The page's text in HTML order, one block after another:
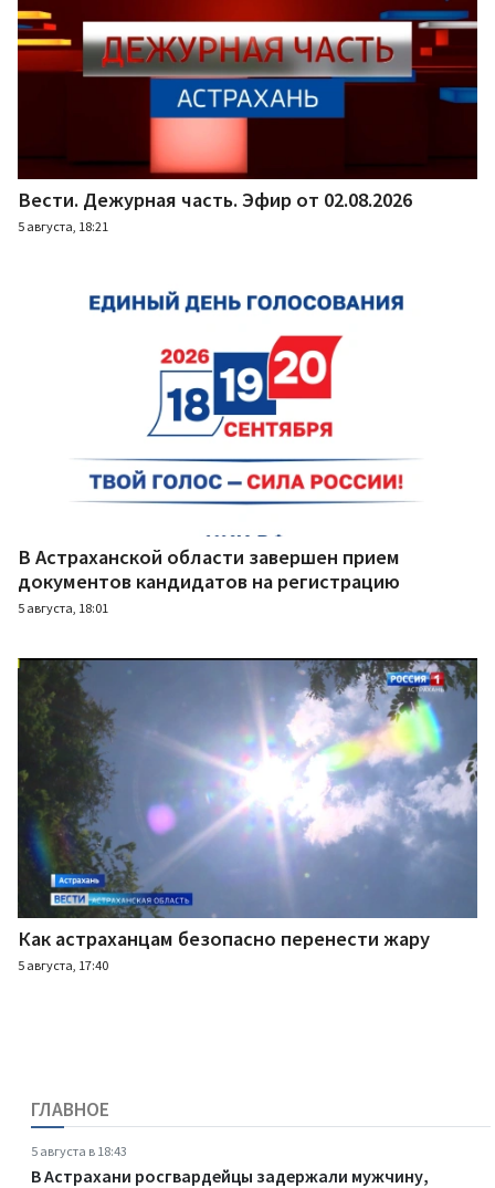
Вести. Дежурная часть. Эфир от 02.08.2026
5 августа, 18:21
В Астраханской области завершен прием
документов кандидатов на регистрацию
5 августа, 18:01
Как астраханцам безопасно перенести жару
5 августа, 17:40
ГЛАВНОЕ
5 августа в 18:43
В Астрахани росгвардейцы задержали мужчину,